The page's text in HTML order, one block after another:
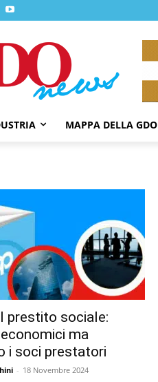
MAPPA DELLA GDO
prestito sociale:
ma
i soci prestatori
- 18 Novembre 2024